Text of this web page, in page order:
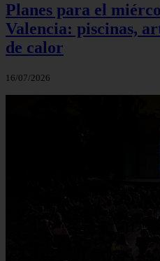
Planes para el
Valencia: piscinas,
de calor
16/07/2026